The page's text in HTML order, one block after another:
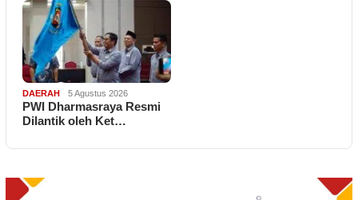
DAERAH 5 Agustus 2026
PWI Dharmasraya Resmi
Dilantik oleh Ket…